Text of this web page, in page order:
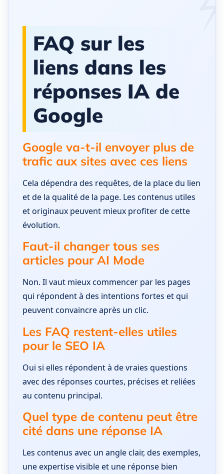
FAQ sur les
liens dans les
réponses IA de
Google
Google va-t-il envoyer plus de
trafic aux sites avec ces liens
Cela dépendra des requêtes, de la place du lien
et de la qualité de la page. Les contenus utiles
et originaux peuvent mieux profiter de cette
évolution.
Faut-il changer tous ses
articles pour AI Mode
Non. Il vaut mieux commencer par les pages
qui répondent à des intentions fortes et qui
peuvent convaincre après un clic.
Les FAQ restent-elles utiles
pour le SEO IA
Oui si elles répondent à de vraies questions
avec des réponses courtes, précises et reliées
au contenu principal.
Quel type de contenu peut être
cité dans une réponse IA
Les contenus avec un angle clair, des exemples,
une expertise visible et une réponse bien